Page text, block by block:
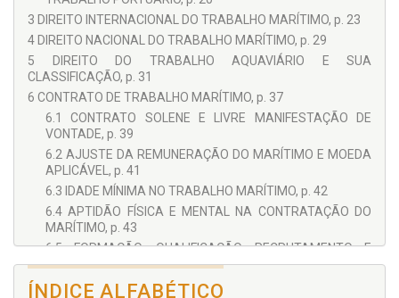
3 DIREITO INTERNACIONAL DO TRABALHO MARÍTIMO, p. 23
4 DIREITO NACIONAL DO TRABALHO MARÍTIMO, p. 29
5 DIREITO DO TRABALHO AQUAVIÁRIO E SUA
CLASSIFICAÇÃO, p. 31
6 CONTRATO DE TRABALHO MARÍTIMO, p. 37
6.1 CONTRATO SOLENE E LIVRE MANIFESTAÇÃO DE
VONTADE, p. 39
6.2 AJUSTE DA REMUNERAÇÃO DO MARÍTIMO E MOEDA
APLICÁVEL, p. 41
6.3 IDADE MÍNIMA NO TRABALHO MARÍTIMO, p. 42
6.4 APTIDÃO FÍSICA E MENTAL NA CONTRATAÇÃO DO
MARÍTIMO, p. 43
6.5 FORMAÇÃO, QUALIFICAÇÃO, RECRUTAMENTO E
COLOCAÇÃO PROFISSIONAL DO MARÍTIMO, p. 45
7 DURAÇÃO DO CONTRATO DE TRABALHO MARÍTIMO, p. 47
ÍNDICE ALFABÉTICO